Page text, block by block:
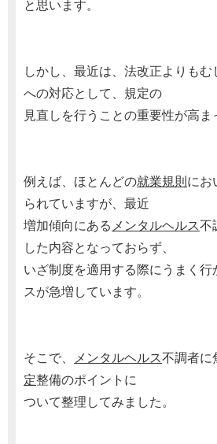
と思います。
しかし、最近は、法改正よりもむ
への対応として、規定の
見直しを行うことの重要性が高ま
例えば、ほとんどの就業規則にお
られていますが、最近
増加傾向にある メンタルヘルス不
した内容となっておらず、
いざ制度を適用する際にうまく
スが急増しています。
そこで、 メンタルヘルス不調者に
定整備のポイントに
ついて整理してみました。